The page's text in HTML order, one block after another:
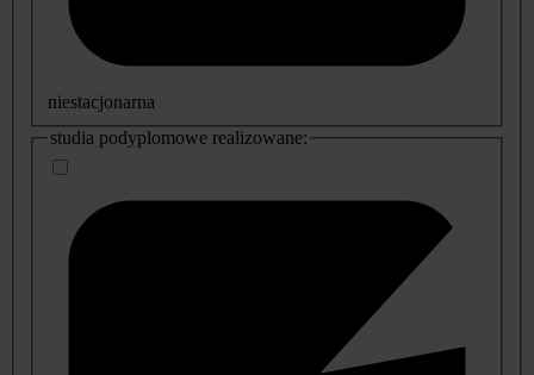
niestacjonarna
studia podyplomowe realizowane: